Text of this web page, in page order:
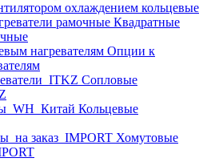
охлаждением кольцевые
Квадратные
Опции к
Cопловые
Кольцевые
Хомутовые